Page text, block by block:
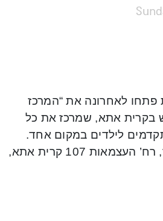
פתחו לאחרונה את “המרכז
בקרית אתא, שמרכז את כל
לילדים במקום אחד.
המרכז לבריאות הילד, רח’ העצמאות 107 קרית אתא,